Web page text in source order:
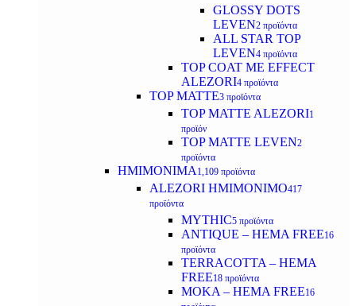
GLOSSY DOTS
LEVEN2 προϊόντα
ALL STAR TOP
LEVEN4 προϊόντα
TOP COAT ME EFFECT
ALEZORI4 προϊόντα
TOP MATTE3 προϊόντα
TOP MATTE ALEZORI1
προϊόν
TOP MATTE LEVEN2
προϊόντα
ΗΜΙΜΟΝΙΜΑ 1,109 προϊόντα
ALEZORI ΗΜΙΜΟΝΙΜΟ417
προϊόντα
MYTHIC5 προϊόντα
ANTIQUE – HEMA FREE16
προϊόντα
TERRACOTTA – HEMA
FREE18 προϊόντα
MOKA – HEMA FREE16